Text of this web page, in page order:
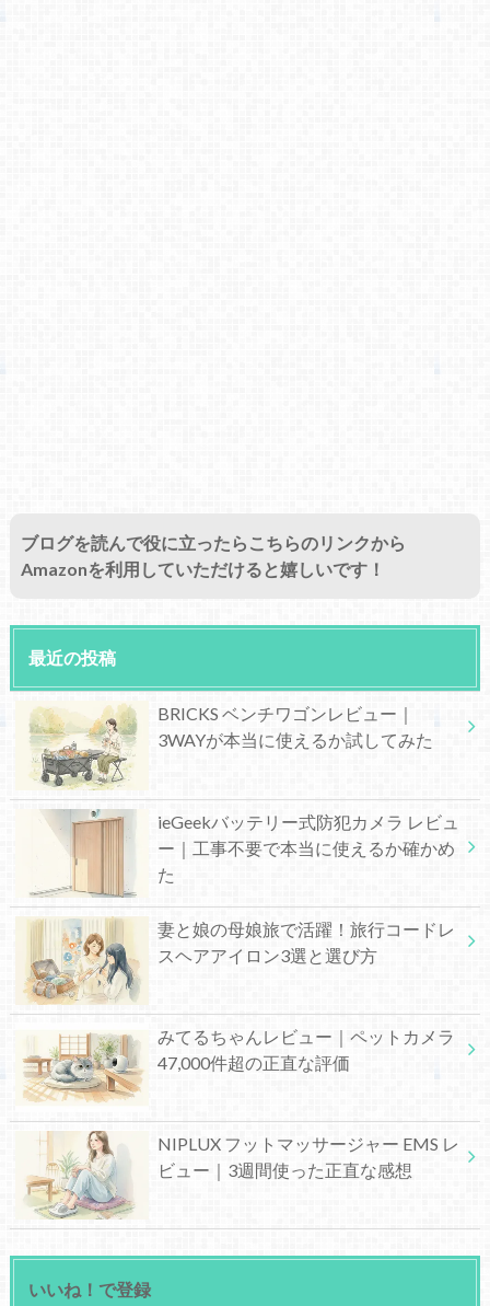
ブログを読んで役に立ったらこちらのリンクから
Amazonを利用していただけると嬉しいです！
最近の投稿
BRICKS ベンチワゴンレビュー｜
3WAYが本当に使えるか試してみた
ieGeekバッテリー式防犯カメラ レビュ
ー｜工事不要で本当に使えるか確かめ
た
妻と娘の母娘旅で活躍！旅行コードレ
スヘアアイロン3選と選び方
みてるちゃんレビュー｜ペットカメラ
47,000件超の正直な評価
NIPLUX フットマッサージャー EMS レ
ビュー｜3週間使った正直な感想
いいね！で登録